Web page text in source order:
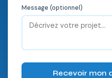
Message (optionnel)
Recevoir mon